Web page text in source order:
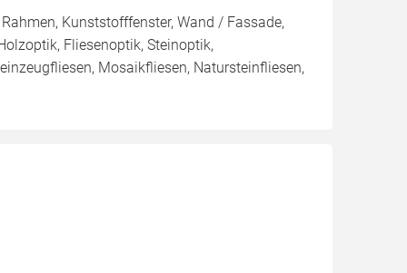
Kunststofffenster, Wand / Fassade,
Fliesenoptik, Steinoptik,
Mosaikfliesen, Natursteinfliesen,